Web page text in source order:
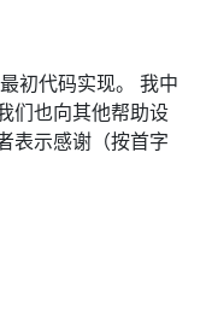
初代码实现。 我中
们也向其他帮助设
表示感谢（按首字